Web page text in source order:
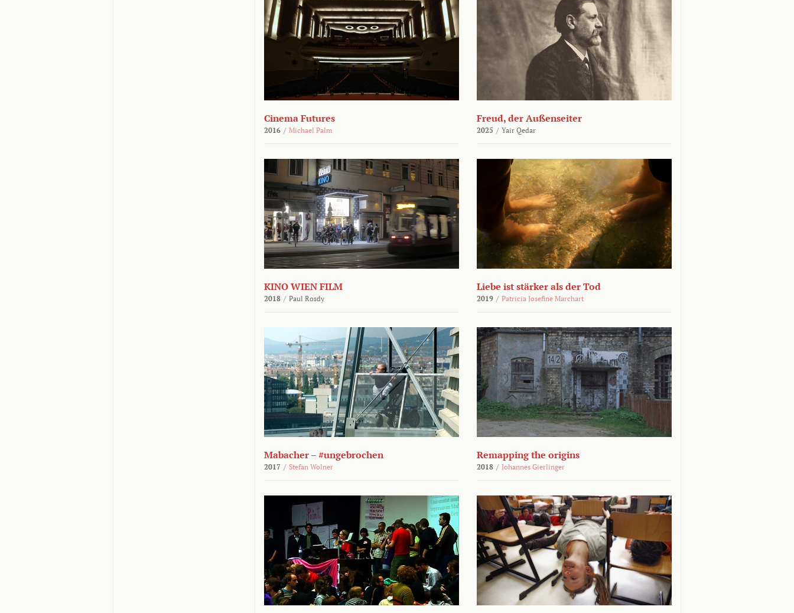
Cinema Futures
2016 / Michael Palm
Freud, der Außenseiter
2025 / Yair Qedar
KINO WIEN FILM
2018 / Paul Rosdy
Liebe ist stärker als der Tod
2019 / Patricia Josefine Marchart
Mabacher – #ungebrochen
2017 / Stefan Wolner
Remapping the origins
2018 / Johannes Gierlinger